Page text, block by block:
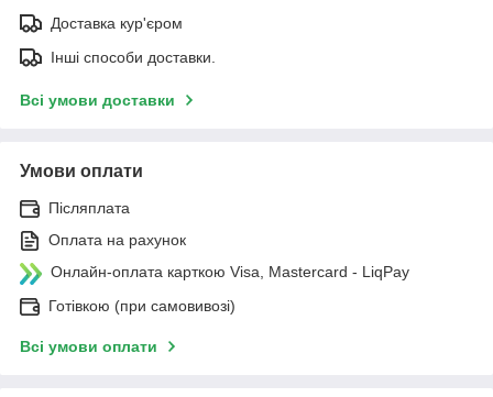
Доставка кур'єром
Інші способи доставки.
Всі умови доставки
Умови оплати
Післяплата
Оплата на рахунок
Онлайн-оплата карткою Visa, Mastercard - LiqPay
Готівкою (при самовивозі)
Всі умови оплати